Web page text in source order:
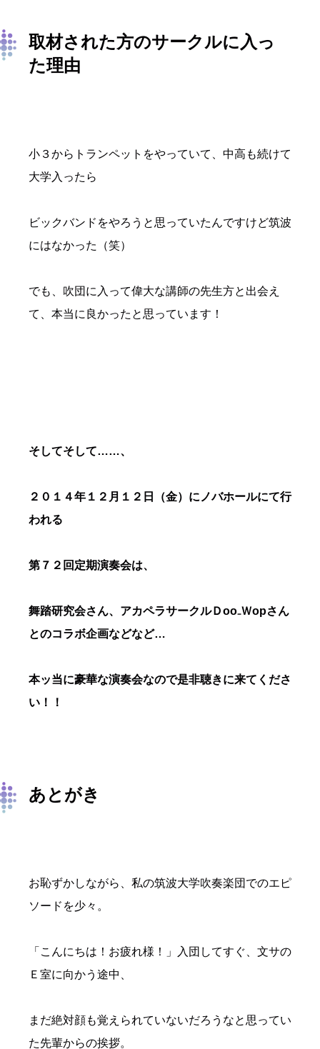
取材された方のサークルに入っ
た理由
小３からトランペットをやっていて、中高も続けて
大学入ったら
ビックバンドをやろうと思っていたんですけど筑波
にはなかった（笑）
でも、吹団に入って偉大な講師の先生方と出会え
て、本当に良かったと思っています！
そしてそして……、
２０１４年１２月１２日（金）にノバホールにて行
われる
第７２回定期演奏会は、
舞踏研究会さん、アカペラサークルＤoo₋Ｗopさん
とのコラボ企画などなど…
本ッ当に豪華な演奏会なので是非聴きに来てくださ
い！！
あとがき
お恥ずかしながら、私の筑波大学吹奏楽団でのエピ
ソードを少々。
「こんにちは！お疲れ様！」入団してすぐ、文サの
Ｅ室に向かう途中、
まだ絶対顔も覚えられていないだろうなと思ってい
た先輩からの挨拶。